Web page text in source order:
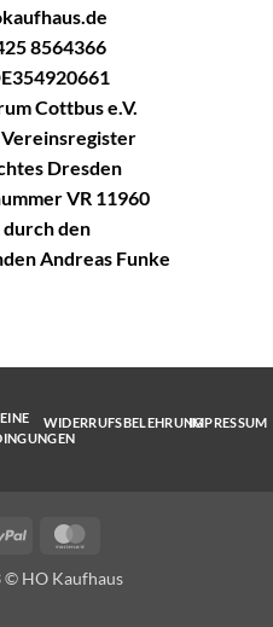
8564366
Cottbus e.V.
Dresden
VR 11960
den
Andreas Funke
WIDERRUFSBELEHRUNGIMPRESSUM
PayPal
HO Kaufhaus